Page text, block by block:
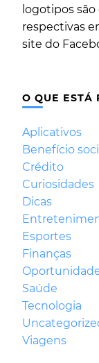
logotipos
respectivas
site do
O QUE ESTÁ
Aplicativos
Benefício
Crédito
Curiosidades
Dicas
Esportes
Finanças
Saúde
Tecnologia
Viagens